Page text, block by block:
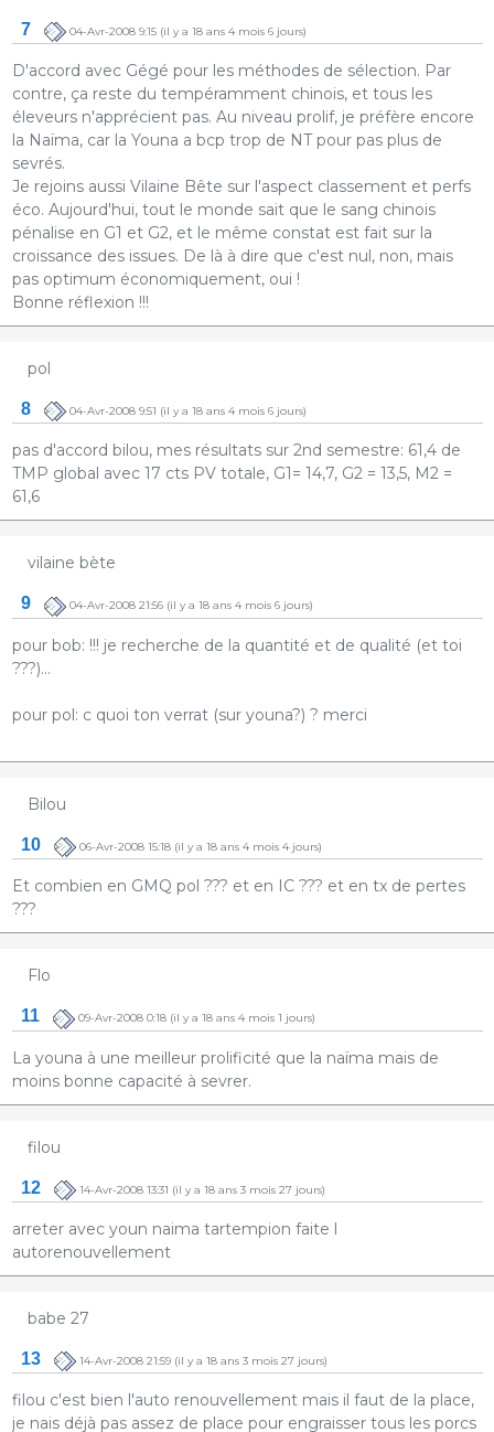
7 04-Avr-2008 9:15(il y a 18 ans 4 mois 6 jours)
D'accord avec Gégé pour les méthodes de sélection. Par
contre, ça reste du tempéramment chinois, et tous les
éleveurs n'apprécient pas. Au niveau prolif, je préfère encore
la Naïma, car la Youna a bcp trop de NT pour pas plus de
sevrés.
Je rejoins aussi Vilaine Bête sur l'aspect classement et perfs
éco. Aujourd'hui, tout le monde sait que le sang chinois
pénalise en G1 et G2, et le même constat est fait sur la
croissance des issues. De là à dire que c'est nul, non, mais
pas optimum économiquement, oui !
Bonne réflexion !!!
pol
8 04-Avr-2008 9:51 (il y a 18 ans 4 mois 6 jours)
pas d'accord bilou, mes résultats sur 2nd semestre: 61,4 de
TMP global avec 17 cts PV totale, G1= 14,7, G2 = 13,5, M2 =
61,6
vilaine bète
9 04-Avr-2008 21:56(il y a 18 ans 4 mois 6 jours)
pour bob: !!! je recherche de la quantité et de qualité (et toi
???)...
pour pol: c quoi ton verrat (sur youna?) ? merci
Bilou
10 06-Avr-2008 15:18(il y a 18 ans 4 mois 4 jours)
Et combien en GMQ pol ??? et en IC ??? et en tx de pertes
???
Flo
11 09-Avr-2008 0:18(il y a 18 ans 4 mois 1 jours)
La youna à une meilleur prolificité que la naïma mais de
moins bonne capacité à sevrer.
filou
12 14-Avr-2008 13:31 (il y a 18 ans 3 mois 27 jours)
arreter avec youn naima tartempion faite l
autorenouvellement
babe 27
13 14-Avr-2008 21:59(il y a 18 ans 3 mois 27 jours)
filou c'est bien l'auto renouvellement mais il faut de la place,
je nais déjà pas assez de place pour engraisser tous les porcs